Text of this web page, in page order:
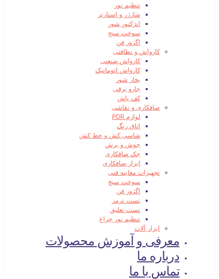
تنظیم نور
شارژر و استارتر
انژکتور شور
سوخت سنج
اگزوز فن
کارواش و نظافتی
کارواش صنعتی
کارواش اتوماتیک
بخار شور
جارو برقی
کف پاش
صافکاری و نقاشی
لوازم PDR
اتاق رنگ
شاسی کش و خط کش
جوش و برش
جک صافکاری
ابزار صافکاری
تجهیزات معاینه فنی
سوخت سنج
اگزوز فن
تست ترمز
تست تعلیق
تنظیم نور چراغ
ابزار آلات
معرفی و آموزش محصولات
درباره ما
تماس با ما